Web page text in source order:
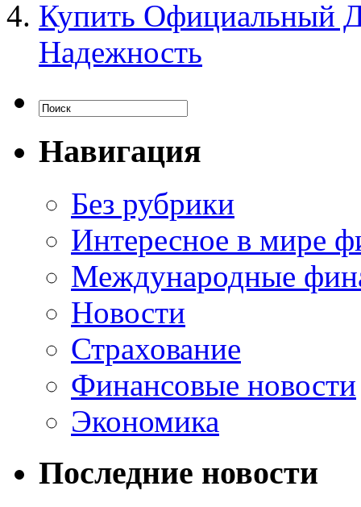
Купить Официальный
Надежность
Навигация
Без рубрики
Интересное в мире
Международные
Новости
Страхование
Финансовые новости
Экономика
Последние новости